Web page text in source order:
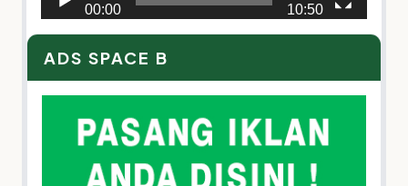
00:00 10:50
ADS SPACE B